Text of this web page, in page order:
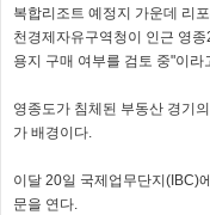
복합리조트 예정지 가운데 리
천경제자유구역청이 인근 영
용지 구매 여부를 검토 중"이라
영종도가 침체된 부동산 경기
가 배경이다.
이달 20일 국제업무단지(IBC)
문을 연다.